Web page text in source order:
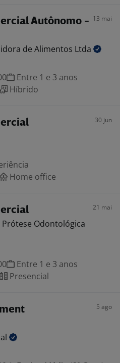
Autônomo - 13 mai
de Alimentos Ltda
Entre 1 e 3 anos
Híbrido
30 jun
Home office
21 mai
Odontológica
Entre 1 e 3 anos
Presencial
5 ago